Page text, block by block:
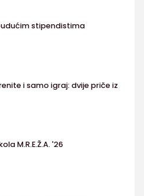
stipendistima
i samo igraj: dvije priče iz
M.R.E.Ž.A. '26